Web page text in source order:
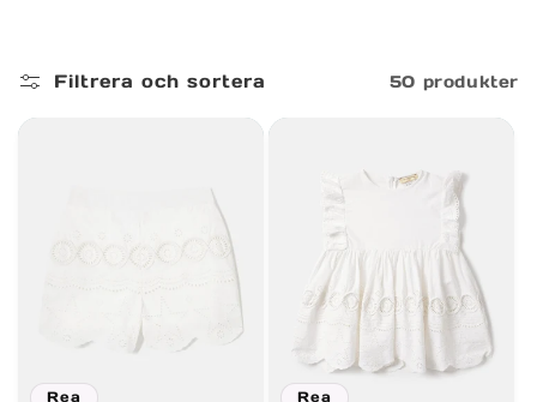
i
Filtrera och sortera 50 produkter
Rea Rea